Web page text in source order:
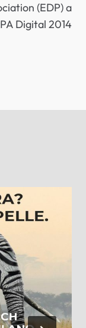
(EDP) a
Digital 2014